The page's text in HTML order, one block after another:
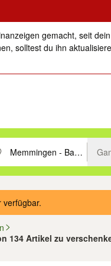
gemacht, seit
solltest du ihn
mit den Pfeiltasten
oder Ort eingeben.
verfügbar.
134 Artikel zu